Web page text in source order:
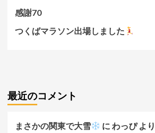
感謝70
つくばマラソン出場しました
最近のコメント
まさかの関東で大雪 に わっぴより